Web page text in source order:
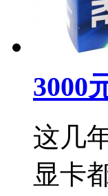
3000
这几
显卡